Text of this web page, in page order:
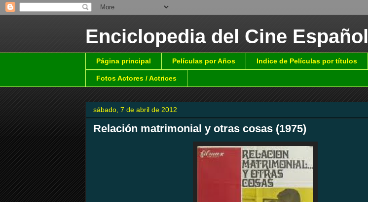
Enciclopedia del Cine Español
Página principal Películas por Años Indice de Películas por títulos
Fotos Actores / Actrices
sábado, 7 de abril de 2012
Relación matrimonial y otras cosas (1975)